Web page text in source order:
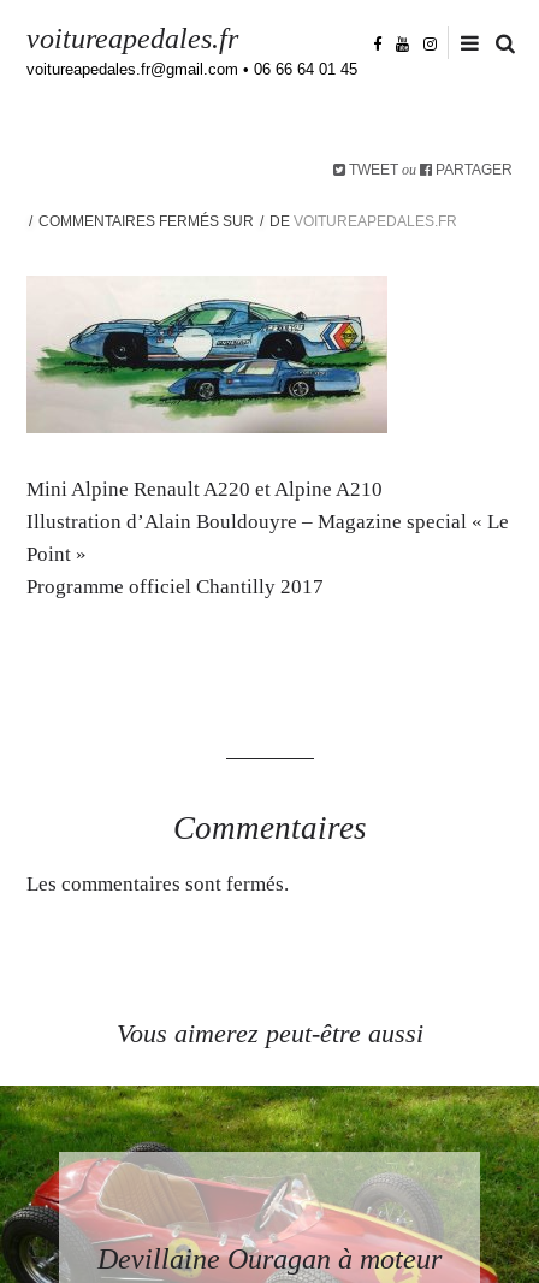
voitureapedales.fr
voitureapedales.fr@gmail.com • 06 66 64 01 45
TWEET ou PARTAGER
COMMENTAIRES FERMÉS SUR DEVOITUREAPEDALES.FR
Mini Alpine Renault A220 et Alpine A210
Illustration d’Alain Bouldouyre – Magazine special « Le
Point »
Programme officiel Chantilly 2017
Commentaires
Les commentaires sont fermés.
Vous aimerez peut-être aussi
Devillaine Ouragan à moteur